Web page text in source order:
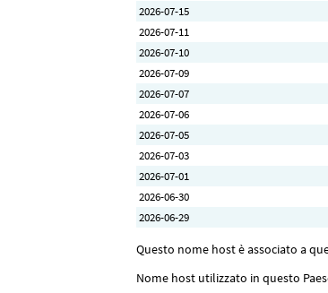
2026-07-15
2026-07-11
2026-07-10
2026-07-09
2026-07-07
2026-07-06
2026-07-05
2026-07-03
2026-07-01
2026-06-30
2026-06-29
Questo nome host è associato a
Nome host utilizzato in questo